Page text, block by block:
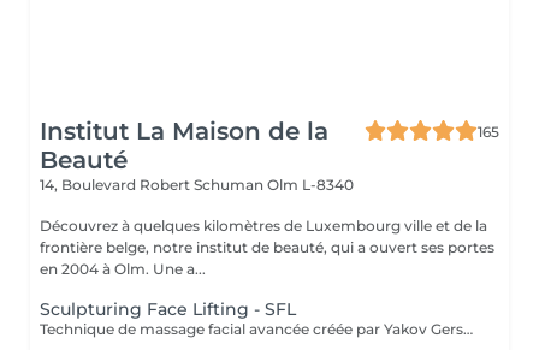
Institut La Maison de la
Beauté
165
14, Boulevard Robert Schuman Olm L-8340
Découvrez à quelques kilomètres de Luxembourg ville et de la
frontière belge, notre institut de beauté, qui a ouvert ses portes
en 2004 à Olm. Une a...
Sculpturing Face Lifting - SFL
Technique de massage facial avancée créée par Yakov Gershkovich qui travaille en profondeur les muscles du visage, du cou et du décolleté afin de lifter, tonifier et redessiner les contours naturels du visage. Ce massage combine des manuvres externes sculptantes et profondes permettant de relâcher les tensions musculaires, stimuler la circulation et améliorer la fermeté de la peau. Une technique intrabuccale (à l'intérieur de la bouche) peut être intégrée au soin pour un travail musculaire encore plus ciblé. Cette étape reste facultative : si vous préférez ne pas la recevoir, le travail musculaire est intensifié par des manuvres externes. Le tarif du soin reste inchangé. Résultats recherchés : - effet liftant naturel - visage plus sculpté et détendu - amélioration du tonus musculaire - peau plus lumineuse